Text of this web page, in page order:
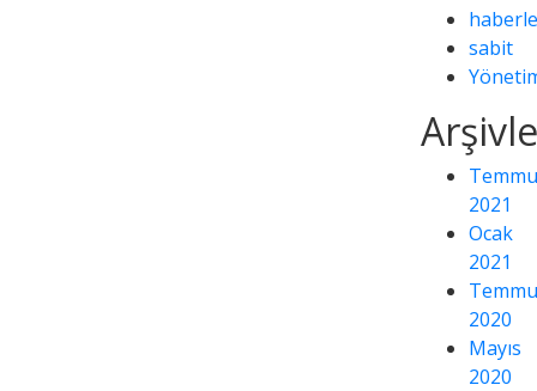
sabit
2021
Ocak
2021
2020
Mayıs
2020